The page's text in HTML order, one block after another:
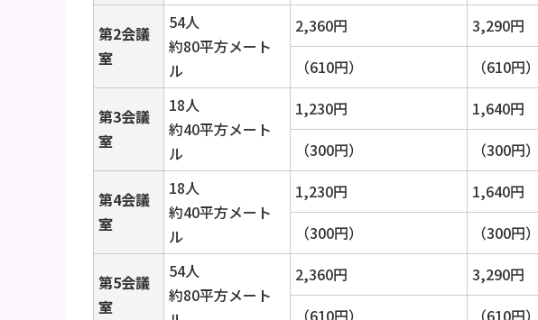
第2会議
室
54人
約80平方メート
ル
2,360円 3,290円
（610円）
（610円）
第3会議
室
18人
約40平方メート
ル
1,230円 1,640円
（300円）
（300円）
第4会議
室
18人
約40平方メート
ル
1,230円 1,640円
（300円）
（300円）
第5会議
室
54人
約80平方メート
2,360円 3,290円